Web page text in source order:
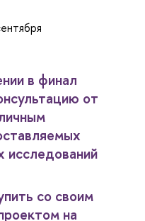
в финал
от
исследований
со своим
на